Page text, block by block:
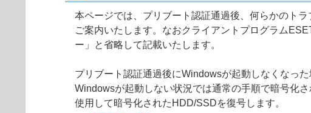
本ページでは、プリブート認証通過後、何らかのト
ご案内いたします。なおクライアントプログラム
ー」と省略して記載いたします。
プリブート認証通過後にWindowsが起動しなくなっ
Windowsが起動しない状況では通常の手順で暗号化
使用して暗号化されたHDD/SSDを復号します。